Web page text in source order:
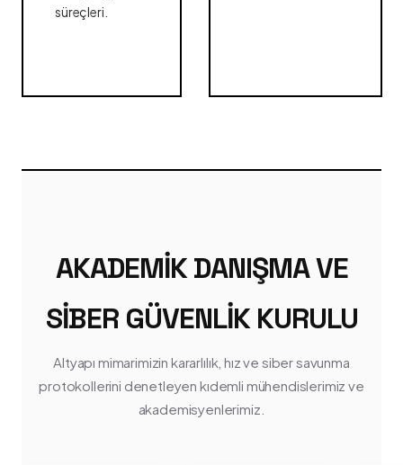
süreçleri.
AKADEMIK DANIŞMA VE
SIBER GÜVENLIK KURULU
Altyapı mimarimizin kararlılık, hız ve siber savunma
protokollerini denetleyen kıdemli mühendislerimiz ve
akademisyenlerimiz.